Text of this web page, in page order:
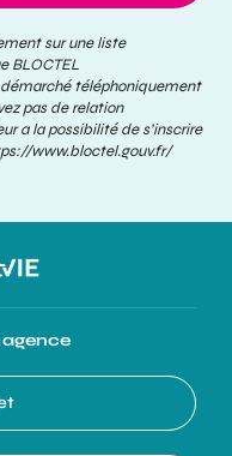
sur une liste
BLOCTEL
téléphoniquement
pas de relation
a la possibilité de s’inscrire
www.bloctel.gouv.fr/